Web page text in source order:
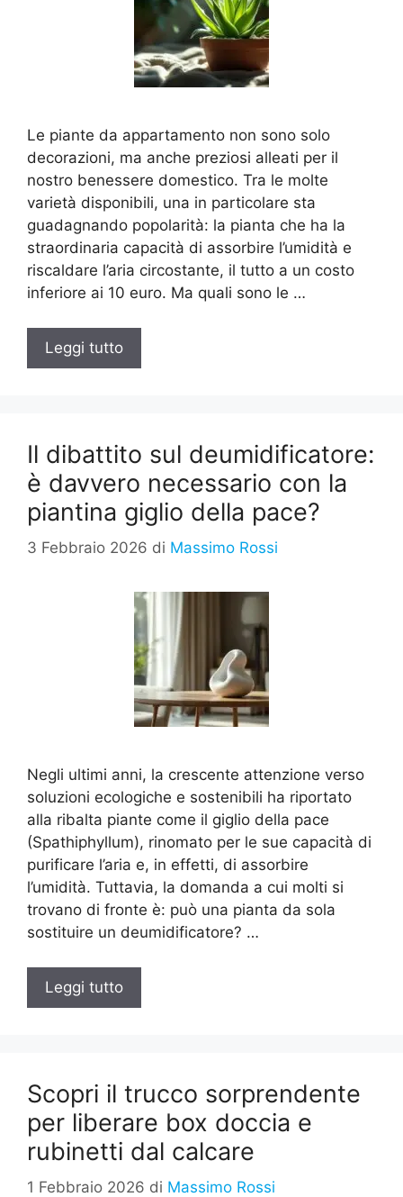
Le piante da appartamento non sono solo
decorazioni, ma anche preziosi alleati per il
nostro benessere domestico. Tra le molte
varietà disponibili, una in particolare sta
guadagnando popolarità: la pianta che ha la
straordinaria capacità di assorbire l’umidità e
riscaldare l’aria circostante, il tutto a un costo
inferiore ai 10 euro. Ma quali sono le …
Leggi tutto
Il dibattito sul deumidificatore:
è davvero necessario con la
piantina giglio della pace?
3 Febbraio 2026 di Massimo Rossi
Negli ultimi anni, la crescente attenzione verso
soluzioni ecologiche e sostenibili ha riportato
alla ribalta piante come il giglio della pace
(Spathiphyllum), rinomato per le sue capacità di
purificare l’aria e, in effetti, di assorbire
l’umidità. Tuttavia, la domanda a cui molti si
trovano di fronte è: può una pianta da sola
sostituire un deumidificatore? …
Leggi tutto
Scopri il trucco sorprendente
per liberare box doccia e
rubinetti dal calcare
1 Febbraio 2026 di Massimo Rossi